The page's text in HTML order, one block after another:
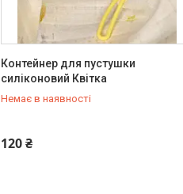
Контейнер для пустушки
силіконовий Квітка
Немає в наявності
120 ₴
+380 (97) 778-20-70